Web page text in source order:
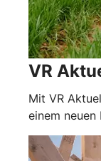
VR
Mit VR
einem neuen